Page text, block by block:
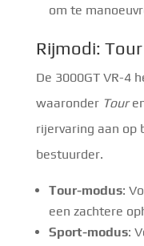
om te
Rijmodi:
De 3000GT VR-4
waaronder Tour
rijervaring aan op
bestuurder.
Tour-modus:
een zachtere
Sport-modus: